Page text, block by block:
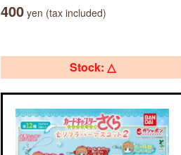
400 yen (tax included)
Stock: △